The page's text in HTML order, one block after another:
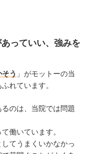
っていい、強みを
う 」がモットーの当
れています。
るのは、当院では問題
働いています。
してうまくいかなかっ